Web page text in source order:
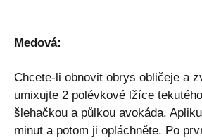
Medová:
Chcete-li obnovit obrys obličeje a
umixujte 2 polévkové lžíce
šlehačkou a půlkou avokáda.
minut a potom ji opláchněte. Po